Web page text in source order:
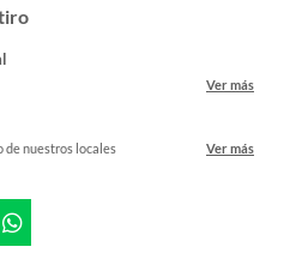
Ver más
de nuestros locales Ver más